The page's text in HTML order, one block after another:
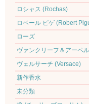
ロシャス (Rochas)
ロベール ピゲ (Robert
ローズ
ヴァンクリーフ＆アーペ
ヴェルサーチ (Versace)
新作香水
未分類